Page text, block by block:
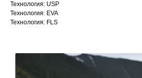
Технология: USP
Технология: EVA
Технология: FLS